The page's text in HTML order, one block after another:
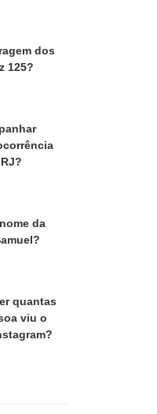
dos
125?
da
quantas
viu o